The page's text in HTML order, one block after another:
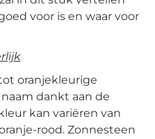
voor is en waar voor
oranjekleurige
dankt aan de
kan variëren van
rood. Zonnesteen